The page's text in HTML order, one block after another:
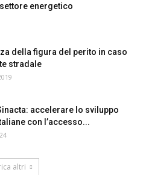
energetico
della figura del perito in caso
stradale
accelerare lo sviluppo
con l’accesso...
altri